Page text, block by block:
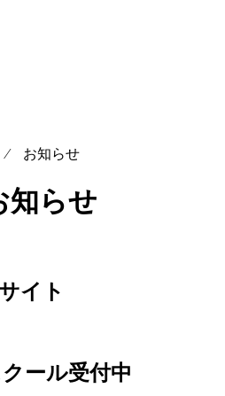
⁄ お知らせ
知らせ
イト
ール受付中